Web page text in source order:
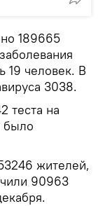
189665
19 человек. В
3038.
теста на
было
жителей,
90963